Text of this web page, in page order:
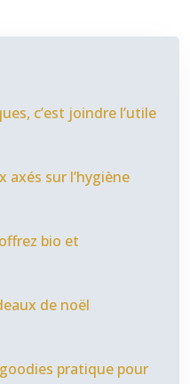
c’est joindre l’utile
axés sur l’hygiène
bio et
de noël
pratique pour